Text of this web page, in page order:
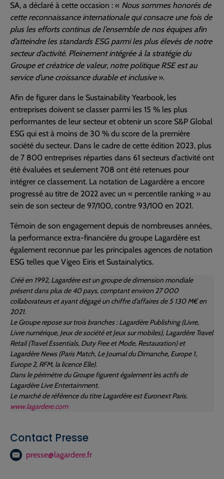
SA, a déclaré à cette occasion : « Nous sommes honorés de
cette reconnaissance internationale qui consacre une fois de
plus les efforts continus de l’ensemble de nos équipes afin
d’atteindre les standards ESG parmi les plus élevés de notre
secteur d’activité. Pleinement intégrée à la stratégie du
Groupe et créatrice de valeur, notre politique RSE est au
service d’une croissance durable et inclusive».
Afin de figurer dans le Sustainability Yearbook, les
entreprises doivent se classer parmi les 15 % les plus
performantes de leur secteur et obtenir un score S&P Global
ESG qui est à moins de 30 % du score de la première
société du secteur. Dans le cadre de cette édition 2023, plus
de 7 800 entreprises réparties dans 61 secteurs d’activité ont
été évaluées et seulement 708 ont été retenues pour
intégrer ce classement. La notation de Lagardère a encore
progressé au titre de 2022 avec un « percentile ranking » au
sein de son secteur de 97/100, contre 93/100 en 2021.
Témoin de son engagement depuis de nombreuses années,
la performance extra-financière du groupe Lagardère est
également reconnue par les principales agences de notation
ESG telles que Vigeo Eiris et Sustainalytics.
Créé en 1992, Lagardère est un groupe de dimension mondiale
présent dans plus de 40 pays, comptant environ 27 000
collaborateurs et ayant dégagé un chiffre d’affaires de 5 130 M€ en
2021.
Le Groupe repose sur trois branches : Lagardère Publishing (Livre,
Livre numérique, Jeux de société et Jeux sur mobiles), Lagardère Travel
Retail (Travel Essentials, Duty Free et Mode, Restauration) et
Lagardère News (Paris Match, Le Journal du Dimanche, Europe 1,
Europe 2, RFM, la licence Elle).
Dans le périmètre du Groupe figurent également les actifs de
Lagardère Live Entertainment.
Le marché de référence du titre Lagardère est Euronext Paris.
www.lagardere.com
Contact Presse
presse@lagardere.fr